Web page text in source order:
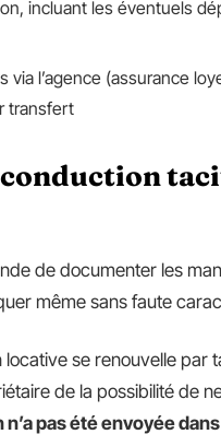
incluant les éventuels
via l’agence (assurance
transfert
de documenter les
même sans faute
se renouvelle par
de la possibilité de
pas été envoyée